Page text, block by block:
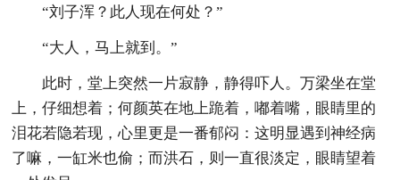
“刘子浑？此人现在何处？”
“大人，马上就到。”
此时，堂上突然一片寂静，静得吓人。万梁坐在堂
上，仔细想着；何颜英在地上跪着，嘟着嘴，眼睛里的
泪花若隐若现，心里更是一番郁闷：这明显遇到神经病
了嘛，一缸米也偷；而洪石，则一直很淡定，眼睛望着